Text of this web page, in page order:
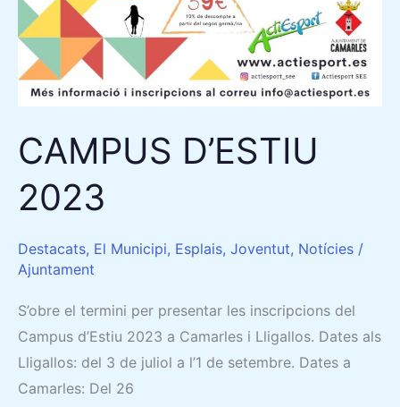
CAMPUS D’ESTIU
2023
Destacats, El Municipi, Esplais, Joventut, Notícies /
Ajuntament
S’obre el termini per presentar les inscripcions del
Campus d’Estiu 2023 a Camarles i Lligallos. Dates als
Lligallos: del 3 de juliol a l’1 de setembre. Dates a
Camarles: Del 26